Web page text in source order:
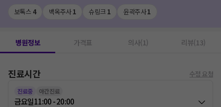
보톡스 4 백옥주사1 슈링크 1 윤곽주사1
병원정보 가격표 의사(1) 리뷰(13)
진료시간 수정 요청
진료중 야간진료
금요일11:00 - 20:00